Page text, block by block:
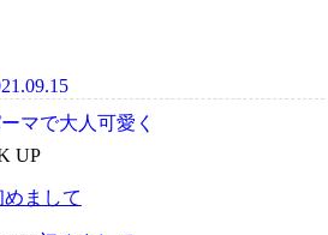
マで大人可愛く
UP